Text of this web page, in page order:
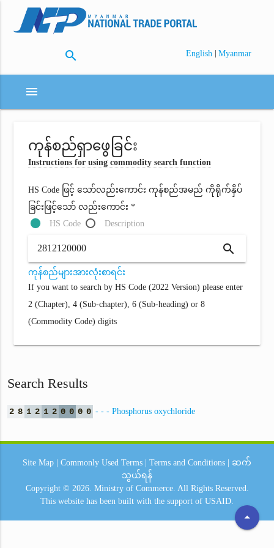
search English | Myanmar
menu
ကုန်စည်ရှာဖွေခြင်း
Instructions for using commodity search function
HS Code ဖြင့် သော်လည်းကောင်း ကုန်စည်အမည် ကိုရိုက်နှိပ်
ခြင်းဖြင့်သော် လည်းကောင်း *
HS Code
Description
search
ကုန်စည်များအားလုံးစာရင်း
If you want to search by HS Code (2022 Version) please enter
2 (Chapter), 4 (Sub-chapter), 6 (Sub-heading) or 8
(Commodity Code) digits
Search Results
2 8 1 2 1 2 0 0 0 0 - - - Phosphorus oxychloride
arrow_drop_up
Site Map Commonly Used Terms Terms and Conditions
ဆက်
သွယ်ရန်
Copyright © 2026. Ministry of Commerce. All Rights Reserved.
This website has been built with the support of USAID.